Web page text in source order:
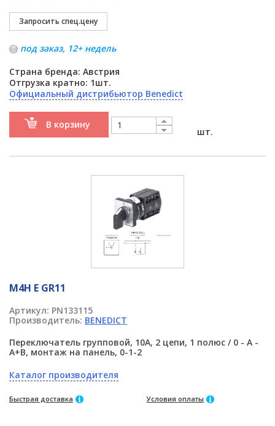
под заказ, 12+ недель
Страна бренда: Австрия
Отгрузка кратно: 1шт.
Официальный дистрибьютор Benedict
В корзину
шт.
M4H E GR11
Артикул: PN133115
Производитель: BENEDICT
Переключатель групповой, 10А, 2 цепи, 1 полюс / 0 - A -
A+B, монтаж на панель, 0-1-2
Каталог производителя
Быстрая доставка Условия оплаты